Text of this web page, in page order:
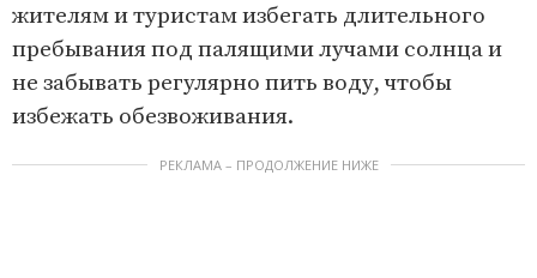
жителям и туристам избегать длительного
пребывания под палящими лучами солнца и
не забывать регулярно пить воду, чтобы
избежать обезвоживания.
РЕКЛАМА – ПРОДОЛЖЕНИЕ НИЖЕ